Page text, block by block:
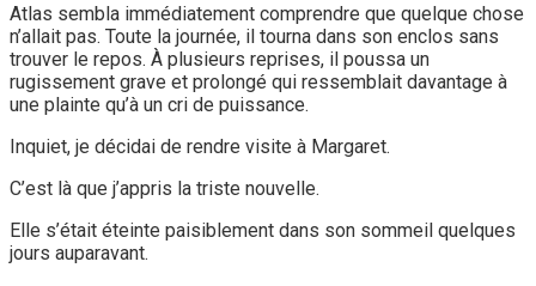
Atlas sembla immédiatement comprendre que quelque chose
n’allait pas. Toute la journée, il tourna dans son enclos sans
trouver le repos. À plusieurs reprises, il poussa un
rugissement grave et prolongé qui ressemblait davantage à
une plainte qu’à un cri de puissance.
Inquiet, je décidai de rendre visite à Margaret.
C’est là que j’appris la triste nouvelle.
Elle s’était éteinte paisiblement dans son sommeil quelques
jours auparavant.